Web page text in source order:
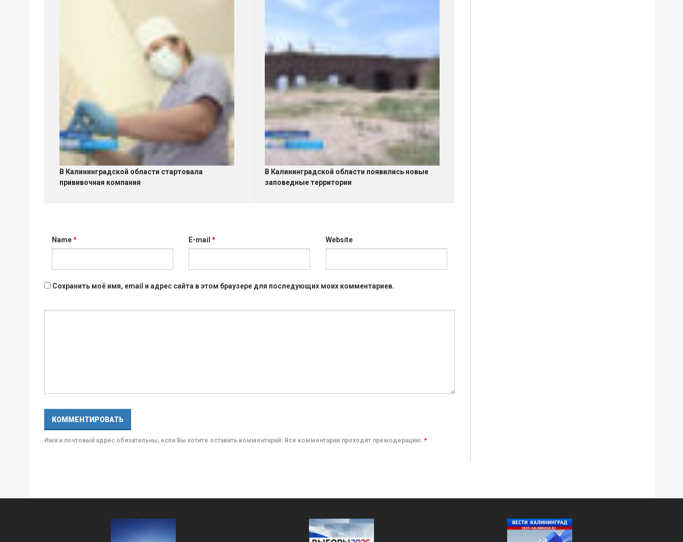
В Калининградской области стартовала
прививочная компания
В Калининградской области появились новые
заповедные территории
Name* E-mail* Website
Сохранить моё имя, email и адрес сайта в этом браузере для последующих моих комментариев.
Имя и почтовый адрес обязательны, если Вы хотите оставить комментарий. Все комментарии проходят премодерацию. *